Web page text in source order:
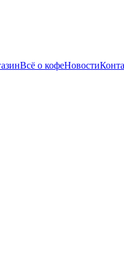
Всё о кофеНовости